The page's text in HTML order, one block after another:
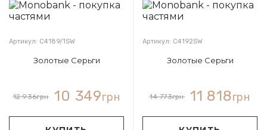
Артикул: С4189/1SW
Золотые Серьги
12 936грн 10 349грн
Артикул: С4192SW
Золотые Серьги
14 773грн 11 818грн